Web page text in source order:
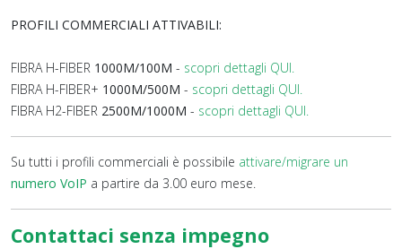
PROFILI COMMERCIALI ATTIVABILI:
FIBRA H-FIBER 1000M/100M - scopri dettagli QUI.
FIBRA H-FIBER+ 1000M/500M - scopri dettagli QUI.
FIBRA H2-FIBER 2500M/1000M - scopri dettagli QUI.
Su tutti i profili commerciali è possibile attivare/migrare un
numero VoIP a partire da 3.00 euro mese.
Contattaci senza impegno